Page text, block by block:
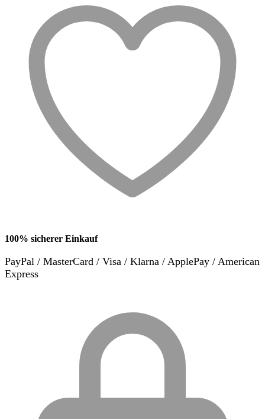
100% sicherer Einkauf
PayPal / MasterCard / Visa / Klarna / ApplePay / American
Express